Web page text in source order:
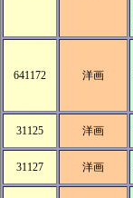
641172 洋画
31125 洋画
31127 洋画